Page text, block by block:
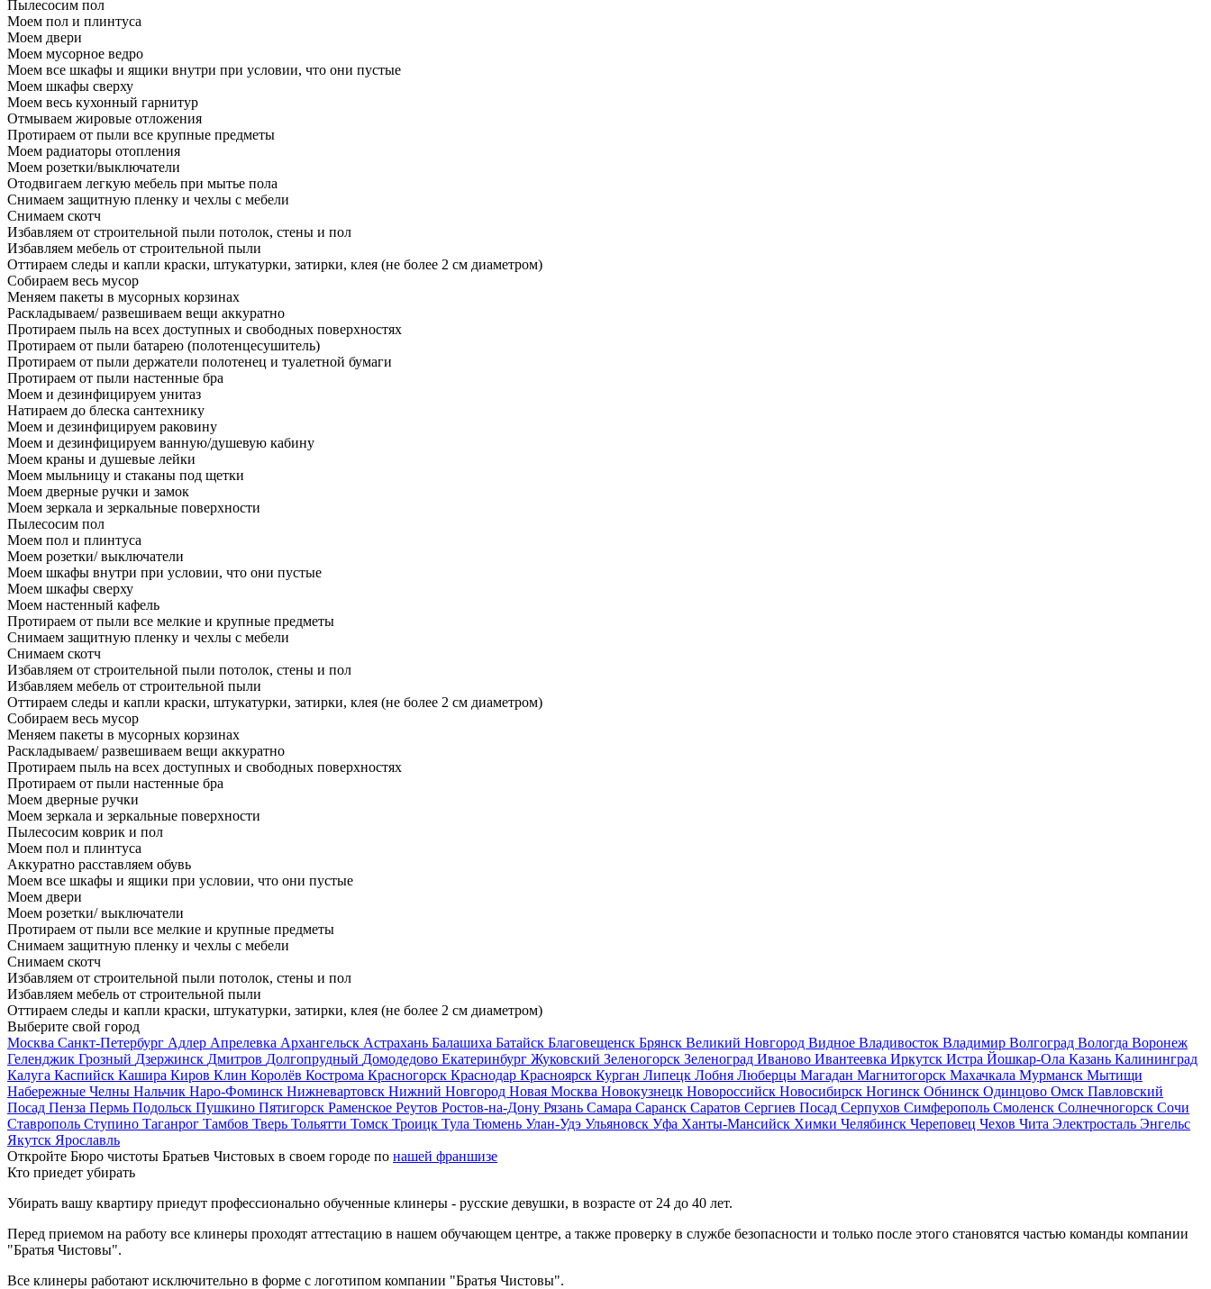
Пылесосим пол
Моем пол и плинтуса
Моем двери
Моем мусорное ведро
Моем все шкафы и ящики внутри при условии, что они пустые
Моем шкафы сверху
Моем весь кухонный гарнитур
Отмываем жировые отложения
Протираем от пыли все крупные предметы
Моем радиаторы отопления
Моем розетки/выключатели
Отодвигаем легкую мебель при мытье пола
Снимаем защитную пленку и чехлы с мебели
Снимаем скотч
Избавляем от строительной пыли потолок, стены и пол
Избавляем мебель от строительной пыли
Оттираем следы и капли краски, штукатурки, затирки, клея (не более 2 см диаметром)
Собираем весь мусор
Меняем пакеты в мусорных корзинах
Раскладываем/ развешиваем вещи аккуратно
Протираем пыль на всех доступных и свободных поверхностях
Протираем от пыли батарею (полотенцесушитель)
Протираем от пыли держатели полотенец и туалетной бумаги
Протираем от пыли настенные бра
Моем и дезинфицируем унитаз
Натираем до блеска сантехнику
Моем и дезинфицируем раковину
Моем и дезинфицируем ванную/душевую кабину
Моем краны и душевые лейки
Моем мыльницу и стаканы под щетки
Моем дверные ручки и замок
Моем зеркала и зеркальные поверхности
Пылесосим пол
Моем пол и плинтуса
Моем розетки/ выключатели
Моем шкафы внутри при условии, что они пустые
Моем шкафы сверху
Моем настенный кафель
Протираем от пыли все мелкие и крупные предметы
Снимаем защитную пленку и чехлы с мебели
Снимаем скотч
Избавляем от строительной пыли потолок, стены и пол
Избавляем мебель от строительной пыли
Оттираем следы и капли краски, штукатурки, затирки, клея (не более 2 см диаметром)
Собираем весь мусор
Меняем пакеты в мусорных корзинах
Раскладываем/ развешиваем вещи аккуратно
Протираем пыль на всех доступных и свободных поверхностях
Протираем от пыли настенные бра
Моем дверные ручки
Моем зеркала и зеркальные поверхности
Пылесосим коврик и пол
Моем пол и плинтуса
Аккуратно расставляем обувь
Моем все шкафы и ящики при условии, что они пустые
Моем двери
Моем розетки/ выключатели
Протираем от пыли все мелкие и крупные предметы
Снимаем защитную пленку и чехлы с мебели
Снимаем скотч
Избавляем от строительной пыли потолок, стены и пол
Избавляем мебель от строительной пыли
Оттираем следы и капли краски, штукатурки, затирки, клея (не более 2 см диаметром)
Выберите свой город
Москва Санкт-Петербург Адлер Апрелевка Архангельск Астрахань Балашиха Батайск Благовещенск Брянск Великий Новгород Видное Владивосток Владимир Волгоград Вологда Воронеж
Геленджик Грозный Дзержинск Дмитров Долгопрудный Домодедово Екатеринбург Жуковский Зеленогорск Зеленоград Иваново Ивантеевка Иркутск Истра Йошкар-Ола Казань Калининград
Калуга Каспийск Кашира Киров Клин Королёв Кострома Красногорск Краснодар Красноярск Курган Липецк Лобня Люберцы Магадан Магнитогорск Махачкала Мурманск Мытищи
Набережные Челны Нальчик Наро-Фоминск Нижневартовск Нижний Новгород Новая Москва Новокузнецк Новороссийск Новосибирск Ногинск Обнинск Одинцово Омск Павловский
Посад Пенза Пермь Подольск Пушкино Пятигорск Раменское Реутов Ростов-на-Дону Рязань Самара Саранск Саратов Сергиев Посад Серпухов Симферополь Смоленск Солнечногорск Сочи
Ставрополь Ступино Таганрог Тамбов Тверь Тольятти Томск Троицк Тула Тюмень Улан-Удэ Ульяновск Уфа Ханты-Мансийск Химки Челябинск Череповец Чехов Чита Электросталь Энгельс
Якутск Ярославль
Откройте Бюро чистоты Братьев Чистовых в своем городе по нашей франшизе
Кто приедет убирать
Убирать вашу квартиру приедут профессионально обученные клинеры - русские девушки, в возрасте от 24 до 40 лет.
Перед приемом на работу все клинеры проходят аттестацию в нашем обучающем центре, а также проверку в службе безопасности и только после этого становятся частью команды компании
"Братья Чистовы".
Все клинеры работают исключительно в форме с логотипом компании "Братья Чистовы".